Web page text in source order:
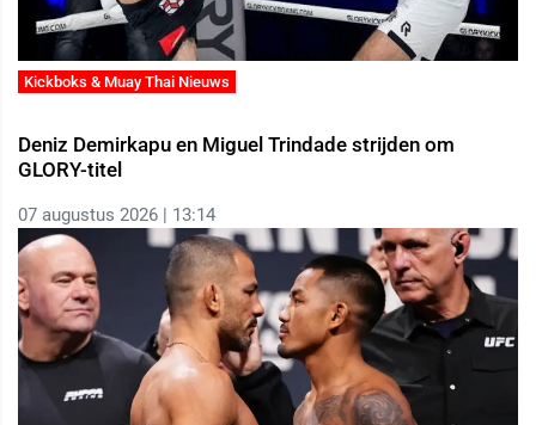
Kickboks & Muay Thai Nieuws
Deniz Demirkapu en Miguel Trindade strijden om
GLORY-titel
07 augustus 2026 | 13:14